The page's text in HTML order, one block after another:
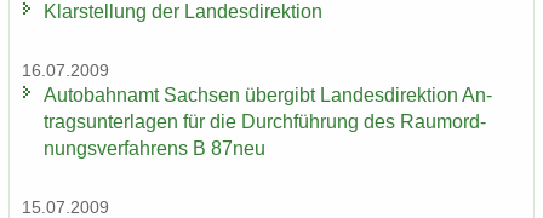
Klar­stel­lung der Lan­des­di­rek­ti­on
16.07.2009
Au­to­bahn­amt Sach­sen über­gibt Lan­des­di­rek­ti­on An­
trags­un­ter­la­gen für die Durch­füh­rung des Raum­ord­
nungs­ver­fah­rens B 87neu
15.07.2009